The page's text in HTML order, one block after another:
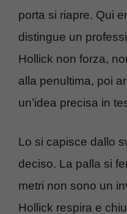
porta si riapre. Qui
distingue un
Hollick non forza,
alla penultima, poi
un’idea precisa in
Lo si capisce dallo
deciso. La palla si
metri non sono un
Hollick respira e